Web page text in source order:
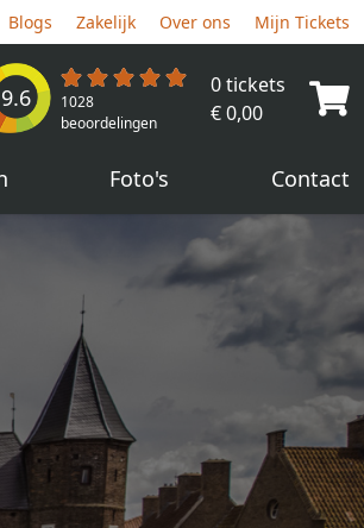
Blogs Zakelijk Over ons Mijn Tickets
9.6
1028
beoordelingen
0 tickets
€ 0,00
Foto's Contact